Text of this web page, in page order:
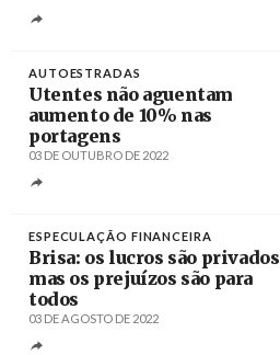
AUTOESTRADAS
Utentes não aguentam
aumento de 10% nas
portagens
03 DE OUTUBRO DE 2022
ESPECULAÇÃO FINANCEIRA
Brisa: os lucros são privados
mas os prejuízos são para
todos
03 DE AGOSTO DE 2022